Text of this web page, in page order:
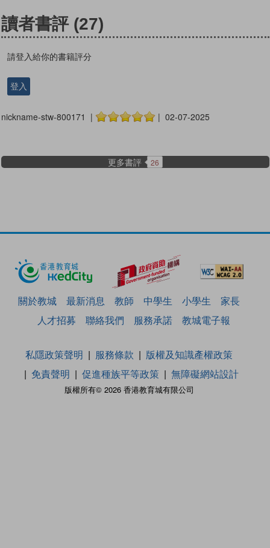
讀者書評 (27)
請登入給你的書籍評分
登入
nickname-stw-800171 | | 02-07-2025
更多書評 26
關於教城 最新消息 教師 中學生 小學生
家長
人才招募
聯絡我們 服務承諾 教城電子報
版權所有© 2026 香港教育城有限公司
私隱政策聲明 服務條款
版權及知識產權政策
免責聲明
促進種族平等政策 無障礙網站設計